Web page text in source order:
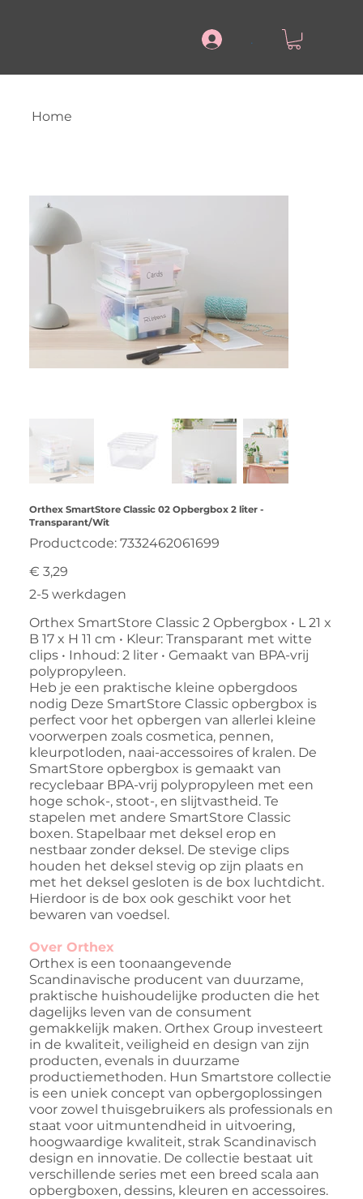
.
Home
Orthex SmartStore Classic 02 Opbergbox 2 liter -
Transparant/Wit
Productcode: Productcode
7332462061699
7332462061699
Prijs
€ 3,29
2-5 werkdagen
Orthex SmartStore Classic 2 Opbergbox • L 21 x
B 17 x H 11 cm • Kleur: Transparant met witte
clips • Inhoud: 2 liter • Gemaakt van BPA-vrij
polypropyleen.
Heb je een praktische kleine opbergdoos
nodig Deze SmartStore Classic opbergbox is
perfect voor het opbergen van allerlei kleine
voorwerpen zoals cosmetica, pennen,
kleurpotloden, naai-accessoires of kralen. De
SmartStore opbergbox is gemaakt van
recyclebaar BPA-vrij polypropyleen met een
hoge schok-, stoot-, en slijtvastheid. Te
stapelen met andere SmartStore Classic
boxen. Stapelbaar met deksel erop en
nestbaar zonder deksel. De stevige clips
houden het deksel stevig op zijn plaats en
met het deksel gesloten is de box luchtdicht.
Hierdoor is de box ook geschikt voor het
bewaren van voedsel.
Over Orthex
Orthex is een toonaangevende
Scandinavische producent van duurzame,
praktische huishoudelijke producten die het
dagelijks leven van de consument
gemakkelijk maken. Orthex Group investeert
in de kwaliteit, veiligheid en design van zijn
producten, evenals in duurzame
productiemethoden. Hun Smartstore collectie
is een uniek concept van opbergoplossingen
voor zowel thuisgebruikers als professionals en
staat voor uitmuntendheid in uitvoering,
hoogwaardige kwaliteit, strak Scandinavisch
design en innovatie. De collectie bestaat uit
verschillende series met een breed scala aan
opbergboxen, dessins, kleuren en accessoires.